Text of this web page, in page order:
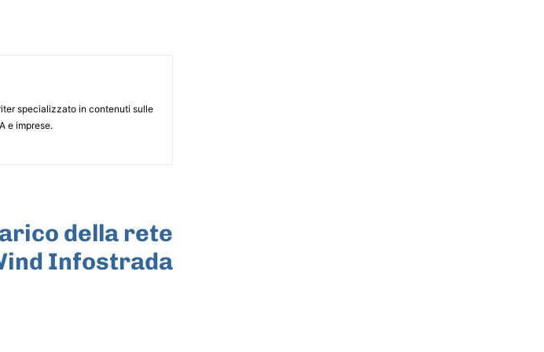
specializzato in contenuti sulle
e imprese.
della rete
Infostrada